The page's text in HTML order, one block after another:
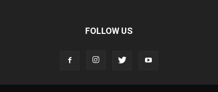
FOLLOW US